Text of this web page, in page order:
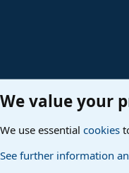
We value your
We use essential cookies
See further information